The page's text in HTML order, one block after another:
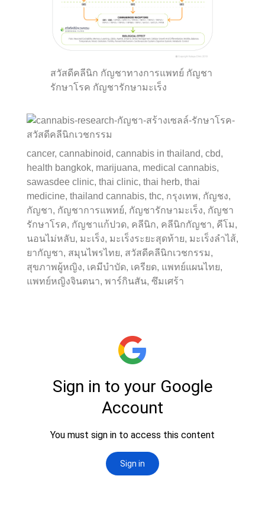
สวัสดีคลีนิก กัญชาทางการแพทย์ กัญชา
รักษาโรค กัญชารักษามะเร็ง
cancer, cannabinoid, cannabis in thailand, cbd,
health bangkok, marijuana, medical cannabis,
sawasdee clinic, thai clinic, thai herb, thai
medicine, thailand cannabis, thc, กรุงเทพ, กัญชง,
กัญชา, กัญชาการแพทย์, กัญชารักษามะเร็ง, กัญชา
รักษาโรค, กัญชาแก้ปวด, คลีนิก, คลีนิกกัญชา, คีโม,
นอนไม่หลับ, มะเร็ง, มะเร็งระยะสุดท้าย, มะเร็งลำไส้,
ยากัญชา, สมุนไพรไทย, สวัสดีคลีนิกเวชกรรม,
สุขภาพผู้หญิง, เคมีบำบัด, เครียด, แพทย์แผนไทย,
แพทย์หญิงจินตนา, พาร์กินสัน, ซึมเศร้า